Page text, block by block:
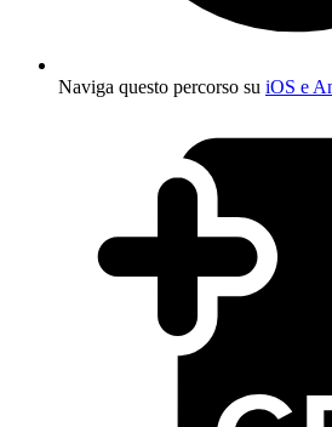
Naviga questo percorso su iOS e